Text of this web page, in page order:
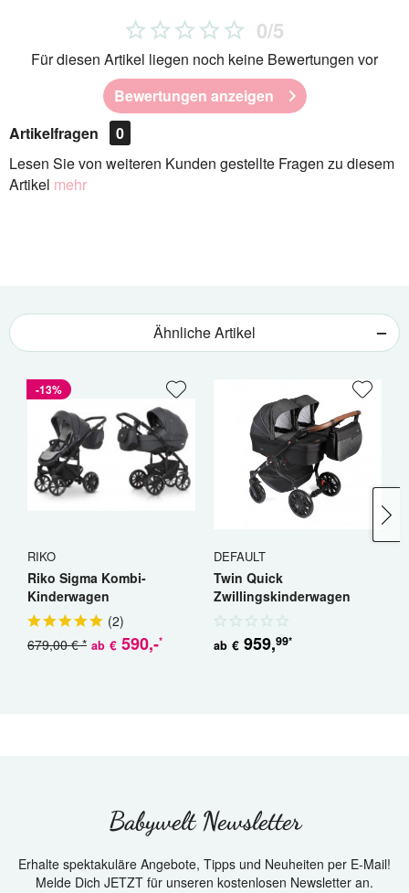
0/5
Für diesen Artikel liegen noch keine Bewertungen vor
Bewertungen anzeigen
Artikelfragen
0
Lesen Sie von weiteren Kunden gestellte Fragen zu diesem
Artikel mehr
Ähnliche Artikel
-13%
RIKO
Riko Sigma Kombi-
Kinderwagen
(2)
ab € 590,-*
679,00 € *
DEFAULT
Twin Quick
Zwillingskinderwagen
Geschwisterwagen
ab € 959,99*
Babywelt Newsletter
Erhalte spektakuläre Angebote, Tipps und Neuheiten per E-Mail!
Melde Dich JETZT für unseren kostenlosen Newsletter an.